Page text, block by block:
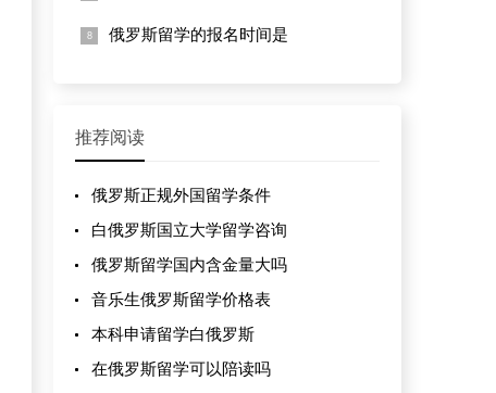
俄罗斯留学的报名时间是
推荐阅读
俄罗斯正规外国留学条件
白俄罗斯国立大学留学咨询
俄罗斯留学国内含金量大吗
音乐生俄罗斯留学价格表
本科申请留学白俄罗斯
在俄罗斯留学可以陪读吗